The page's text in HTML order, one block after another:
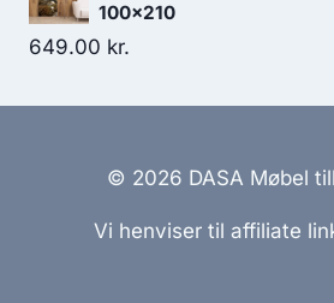
100x210
649.00 kr.
© 2026 DASA Møbel
Vi henviser til affiliate